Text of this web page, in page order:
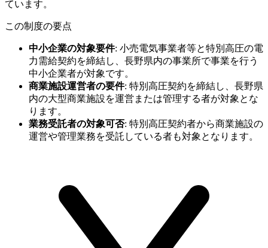
ています。
この制度の要点
中小企業の対象要件: 小売電気事業者等と特別高圧の電
力需給契約を締結し、長野県内の事業所で事業を行う
中小企業者が対象です。
商業施設運営者の要件: 特別高圧契約を締結し、長野県
内の大型商業施設を運営または管理する者が対象とな
ります。
業務受託者の対象可否: 特別高圧契約者から商業施設の
運営や管理業務を受託している者も対象となります。